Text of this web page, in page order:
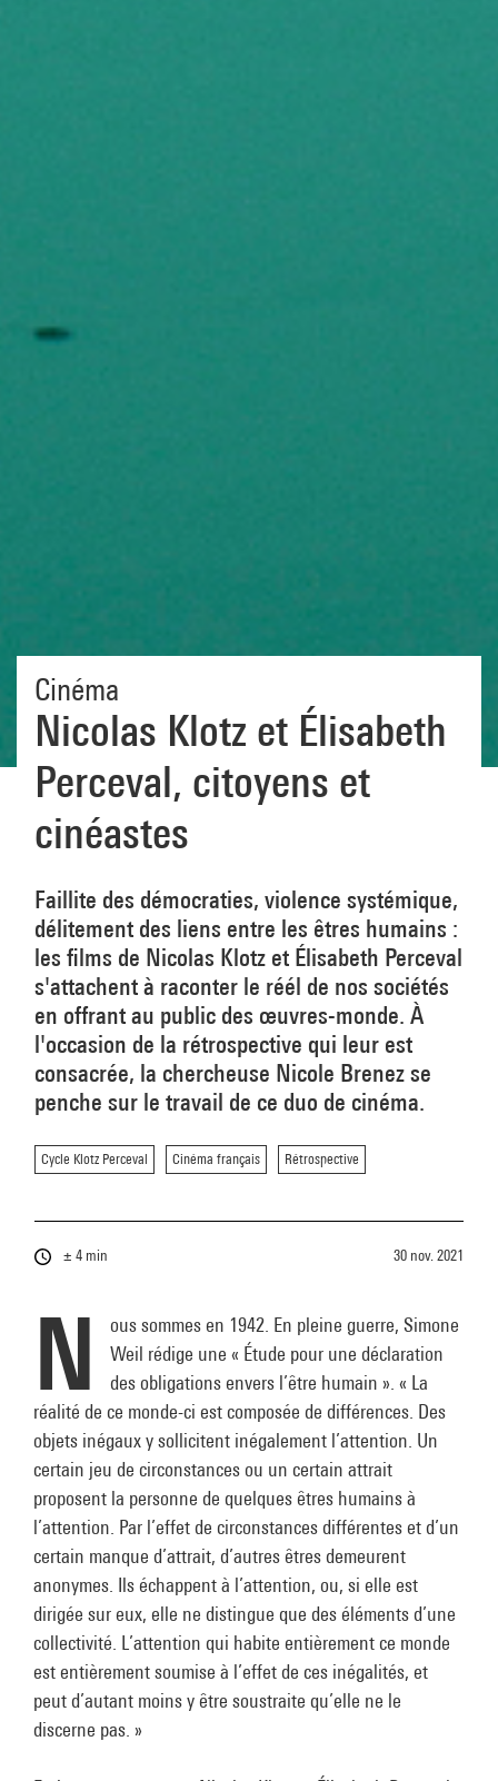
Cinéma
Nicolas Klotz et Élisabeth
Perceval, citoyens et
cinéastes
Faillite des démocraties, violence systémique,
délitement des liens entre les êtres humains :
les films de Nicolas Klotz et Élisabeth Perceval
s'attachent à raconter le réél de nos sociétés
en offrant au public des œuvres-monde. À
l'occasion de la rétrospective qui leur est
consacrée, la chercheuse Nicole Brenez se
penche sur le travail de ce duo de cinéma.
Cycle Klotz Perceval Cinéma français Rétrospective
± 4 min 30 nov. 2021
N
ous sommes en 1942. En pleine guerre, Simone
Weil rédige une « Étude pour une déclaration
des obligations envers l’être humain ». « La
réalité de ce monde-ci est composée de différences. Des
objets inégaux y sollicitent inégalement l’attention. Un
certain jeu de circonstances ou un certain attrait
proposent la personne de quelques êtres humains à
l’attention. Par l’effet de circonstances différentes et d’un
certain manque d’attrait, d’autres êtres demeurent
anonymes. Ils échappent à l’attention, ou, si elle est
dirigée sur eux, elle ne distingue que des éléments d’une
collectivité. L’attention qui habite entièrement ce monde
est entièrement soumise à l’effet de ces inégalités, et
peut d’autant moins y être soustraite qu’elle ne le
discerne pas. »